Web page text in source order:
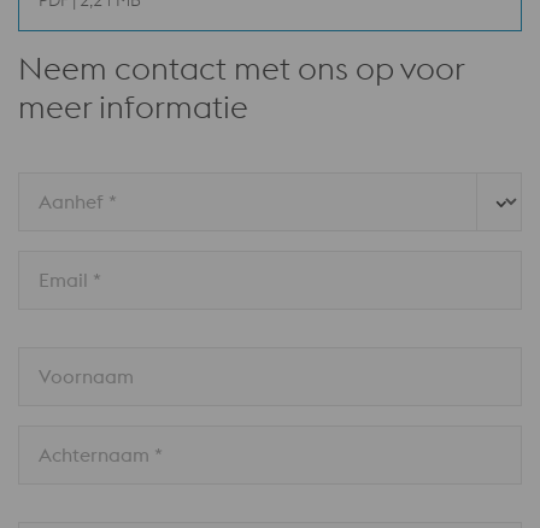
Neem contact met ons op voor
meer informatie
Aanhef *
Email *
Voornaam
Achternaam *